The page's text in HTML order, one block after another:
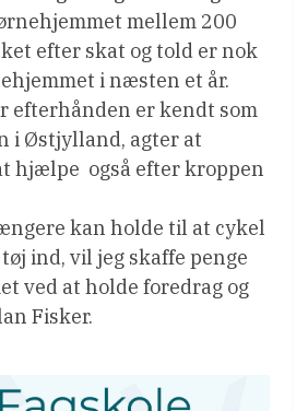
mellem 200 
efter skat og told er nok
i næsten et år.
efterhånden er kendt som
i Østjylland, agter at
hjælpe  også efter kroppen
kan holde til at cykel
ind, vil jeg skaffe penge
ved at holde foredrag og
Fisker.